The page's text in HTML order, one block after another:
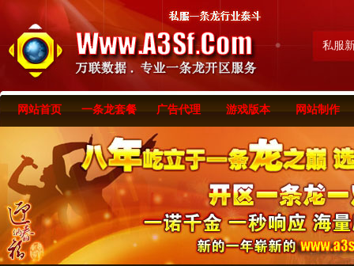
私服
网站首页 一条龙套餐 广告代理 游戏版本 网站制作